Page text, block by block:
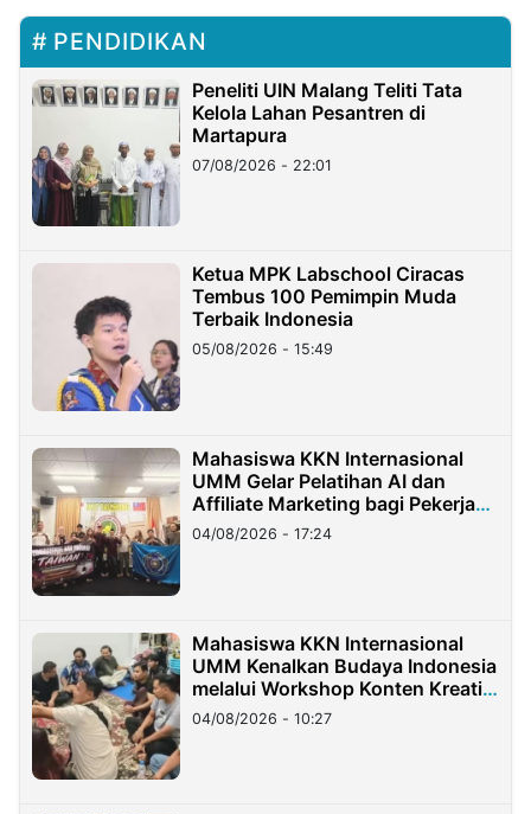
PENDIDIKAN
Peneliti UIN Malang Teliti Tata
Kelola Lahan Pesantren di
Martapura
07/08/2026 - 22:01
Ketua MPK Labschool Ciracas
Tembus 100 Pemimpin Muda
Terbaik Indonesia
05/08/2026 - 15:49
Mahasiswa KKN Internasional
UMM Gelar Pelatihan AI dan
Affiliate Marketing bagi Pekerja
Migran Indonesia di Taiwan
04/08/2026 - 17:24
Mahasiswa KKN Internasional
UMM Kenalkan Budaya Indonesia
melalui Workshop Konten Kreatif
di Taiwan
04/08/2026 - 10:27